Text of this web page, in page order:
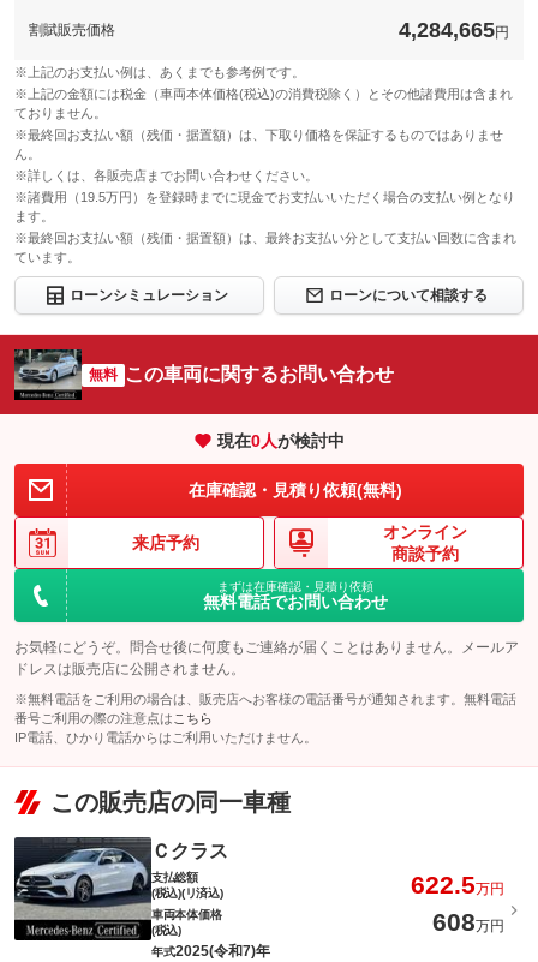
割賦販売価格 4,284,665円
※上記のお支払い例は、あくまでも参考例です。
※上記の金額には税金（車両本体価格(税込)の消費税除く）とその他諸費用は含まれ
ておりません。
※最終回お支払い額（残価・据置額）は、下取り価格を保証するものではありませ
ん。
※詳しくは、各販売店までお問い合わせください。
※諸費用（19.5万円）を登録時までに現金でお支払いいただく場合の支払い例となり
ます。
※最終回お支払い額（残価・据置額）は、最終お支払い分として支払い回数に含まれ
ています。
ローンシミュレーション ローンについて相談する
無料 この車両に関するお問い合わせ
現在0人が検討中
在庫確認・見積り依頼(無料)
来店予約
オンライン
商談予約
まずは在庫確認・見積り依頼
無料電話でお問い合わせ
お気軽にどうぞ。問合せ後に何度もご連絡が届くことはありません。メールア
ドレスは販売店に公開されません。
※無料電話をご利用の場合は、販売店へお客様の電話番号が通知されます。無料電話
番号ご利用の際の注意点は こちら
IP電話、ひかり電話からはご利用いただけません。
この販売店の同一車種
Ｃクラス
支払総額
(税込)(リ済込)
622.5万円
車両本体価格
(税込)
608万円
年式2025(令和7)年